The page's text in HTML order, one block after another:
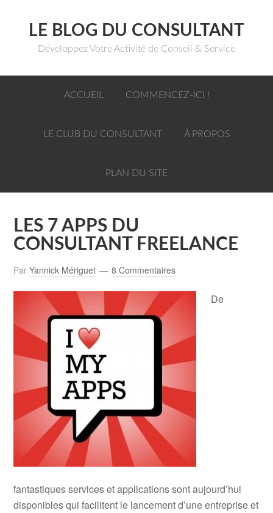
LE BLOG DU CONSULTANT
Développez Votre Activité de Conseil & Service
ACCUEIL COMMENCEZ-ICI !
LE CLUB DU CONSULTANT À PROPOS
PLAN DU SITE
LES 7 APPS DU
CONSULTANT FREELANCE
ParYannick Mériguet 8 Commentaires
De
fantastiques services et applications sont aujourd’hui
disponibles qui facilitent le lancement d’une entreprise et